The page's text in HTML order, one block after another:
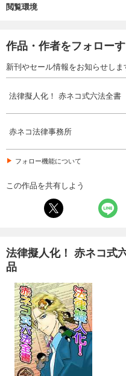
閲覧環境
作品・作者をフォロー
新刊やセール情報をお知らせしま
法律擬人化！ 赤ネコ式六法全書
赤ネコ法律事務所
フォロー機能について
この作品を共有しよう
法律擬人化！ 赤ネコ式
品